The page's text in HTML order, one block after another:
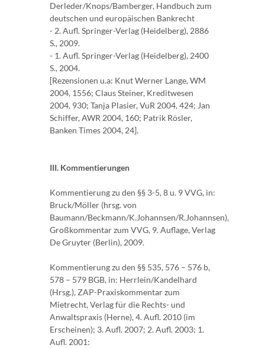
Derleder/Knops/Bamberger, Handbuch zum
deutschen und europäischen Bankrecht
- 2. Aufl. Springer-Verlag (Heidelberg), 2886
S., 2009.
- 1. Aufl. Springer-Verlag (Heidelberg), 2400
S., 2004.
[Rezensionen u.a: Knut Werner Lange, WM
2004, 1556; Claus Steiner, Kreditwesen
2004, 930; Tanja Plasier, VuR 2004, 424; Jan
Schiffer, AWR 2004, 160; Patrik Rösler,
Banken Times 2004, 24].
III. Kommentierungen
Kommentierung zu den §§ 3-5, 8 u. 9 VVG, in:
Bruck/Möller (hrsg. von
Baumann/Beckmann/K.Johannsen/R.Johannsen),
Großkommentar zum VVG, 9. Auflage, Verlag
De Gruyter (Berlin), 2009.
Kommentierung zu den §§ 535, 576 – 576 b,
578 – 579 BGB, in: Herrlein/Kandelhard
(Hrsg.), ZAP-Praxiskommentar zum
Mietrecht, Verlag für die Rechts- und
Anwaltspraxis (Herne), 4. Aufl. 2010 (im
Erscheinen); 3. Aufl. 2007; 2. Aufl. 2003; 1.
Aufl. 2001: